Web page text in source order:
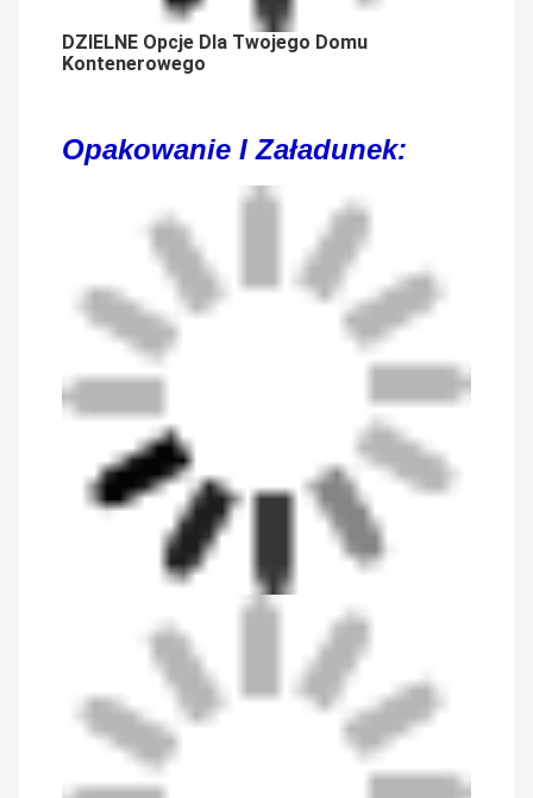
DZIELNE Opcje Dla Twojego Domu
Kontenerowego
Opakowanie I Załadunek: